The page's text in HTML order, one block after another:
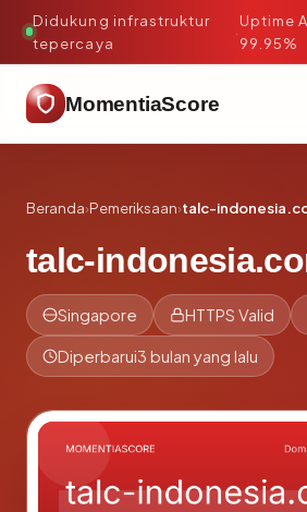
Didukung infrastruktur
tepercaya
·
Uptime
99.95%
MomentiaScore
Beranda›Pemeriksaan›talc-
talc-
Singapore HTTPS Valid
Diperbarui3 bulan yang lalu